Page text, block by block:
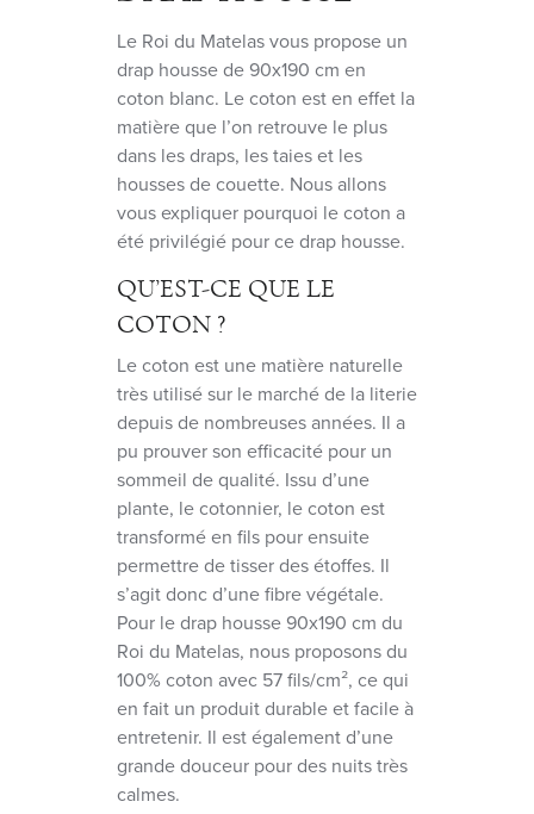
Le Roi du Matelas vous propose un
drap housse de 90x190 cm en
coton blanc. Le coton est en effet la
matière que l’on retrouve le plus
dans les draps, les taies et les
housses de couette. Nous allons
vous expliquer pourquoi le coton a
été privilégié pour ce drap housse.
QU’EST-CE QUE LE
COTON ?
Le coton est une matière naturelle
très utilisé sur le marché de la literie
depuis de nombreuses années. Il a
pu prouver son efficacité pour un
sommeil de qualité. Issu d’une
plante, le cotonnier, le coton est
transformé en fils pour ensuite
permettre de tisser des étoffes. Il
s’agit donc d’une fibre végétale.
Pour le drap housse 90x190 cm du
Roi du Matelas, nous proposons du
100% coton avec 57 fils/cm², ce qui
en fait un produit durable et facile à
entretenir. Il est également d’une
grande douceur pour des nuits très
calmes.